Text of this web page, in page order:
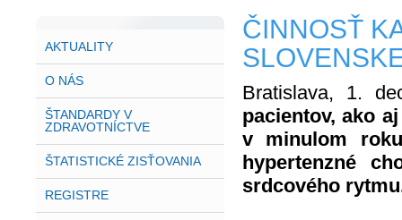
AKTUALITY
O NÁS
ŠTANDARDY V
ZDRAVOTNÍCTVE
ŠTATISTICKÉ ZISŤOVANIA
REGISTRE
ČINNOSŤ
Bratislava, 1.
pacientov, ako
v minulom
hypertenzné
srdcového